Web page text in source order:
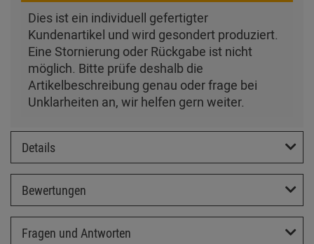
Dies ist ein individuell gefertigter
Kundenartikel und wird gesondert produziert.
Eine Stornierung oder Rückgabe ist nicht
möglich. Bitte prüfe deshalb die
Artikelbeschreibung genau oder frage bei
Unklarheiten an, wir helfen gern weiter.
Details
Bewertungen
Fragen und Antworten